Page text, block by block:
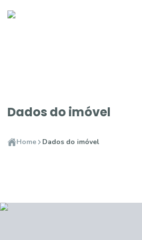
Dados do imóvel
Home Dados do imóvel